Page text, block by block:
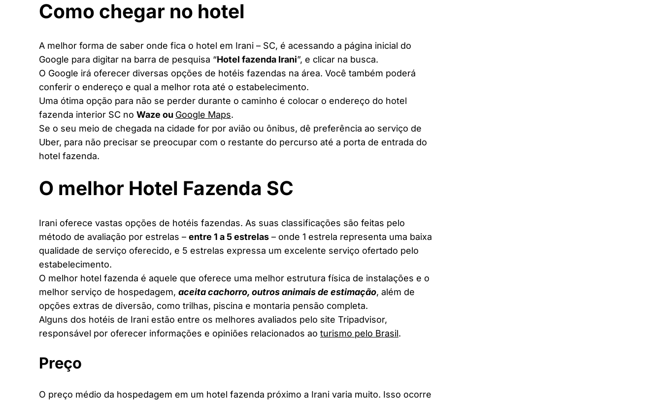
Como chegar no hotel
A melhor forma de saber onde fica o hotel em Irani – SC, é acessando a página inicial do
Google para digitar na barra de pesquisa “Hotel fazenda Irani”, e clicar na busca.
O Google irá oferecer diversas opções de hotéis fazendas na área. Você também poderá
conferir o endereço e qual a melhor rota até o estabelecimento.
Uma ótima opção para não se perder durante o caminho é colocar o endereço do hotel
fazenda interior SC no Waze ou Google Maps.
Se o seu meio de chegada na cidade for por avião ou ônibus, dê preferência ao serviço de
Uber, para não precisar se preocupar com o restante do percurso até a porta de entrada do
hotel fazenda.
O melhor Hotel Fazenda SC
Irani oferece vastas opções de hotéis fazendas. As suas classificações são feitas pelo
método de avaliação por estrelas – entre 1 a 5 estrelas – onde 1 estrela representa uma baixa
qualidade de serviço oferecido, e 5 estrelas expressa um excelente serviço ofertado pelo
estabelecimento.
O melhor hotel fazenda é aquele que oferece uma melhor estrutura física de instalações e o
melhor serviço de hospedagem, aceita cachorro, outros animais de estimação, além de
opções extras de diversão, como trilhas, piscina e montaria pensão completa.
Alguns dos hotéis de Irani estão entre os melhores avaliados pelo site Tripadvisor,
responsável por oferecer informações e opiniões relacionados ao turismo pelo Brasil.
Preço
O preço médio da hospedagem em um hotel fazenda próximo a Irani varia muito. Isso ocorre